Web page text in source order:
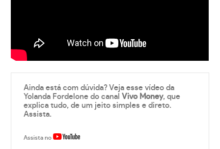
Ainda está com dúvida? Veja esse vídeo da
Yolanda Fordelone do canalVivo Money, que
explica tudo, de um jeito simples e direto.
Assista.
Assista no